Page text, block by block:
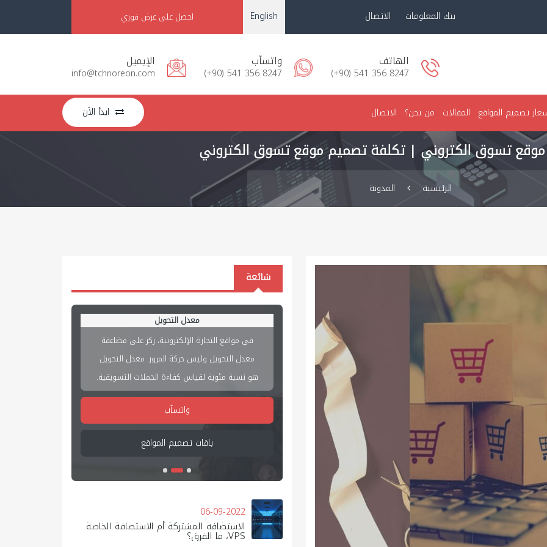
بنك المعلومات الاتصال English احصل على عرض فوري
الهاتف
(+90) 541 356 8247
واتسآب
(+90) 541 356 8247
الإيميل
info@tchnoreon.com
تصميم المواقع المقالات من نحن؟ الاتصال ابدأ الآن
تسوق الكتروني | تكلفة تصميم موقع تسوق الكتروني
الرئيسية المدونة
شائعة
حركة المرور إلى المتجر
لا يتعلق تحسين محرك البحث "بالحصول على مزيد
من الزيارات" إلى المتجر - إنه يتعلق بـ الحصول على
حركة المرور المستهدفة وذات الصلة بمنتجاتك.
تصميم مواقع التجارة الالكترونية
معدل التحويل
في مواقع التجارة الإلكترونية، ركز على مضاعفة
معدل التحويل وليس حركة المرور. معدل التحويل
هو نسبة مئوية لقياس كفاءة الحملات التسويقية.
واتسآب
باقات تصميم المواقع
06-09-2022
الاستضافة المشتركة أم الاستضافة الخاصة
VPS، ما الفرق؟